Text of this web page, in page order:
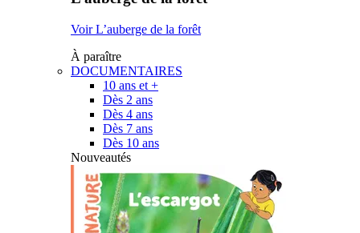
Voir L’auberge de la forêt
À paraître
DOCUMENTAIRES
10 ans et +
Dès 2 ans
Dès 4 ans
Dès 7 ans
Dès 10 ans
Nouveautés